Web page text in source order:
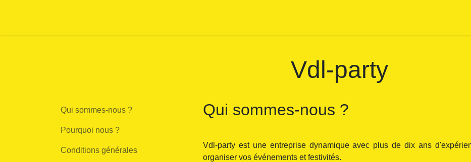
Vdl-party
Qui sommes-nous ?
Pourquoi nous ?
Conditions générales
Qui sommes-nous ?
Vdl-party est une entreprise dynamique avec plus de dix ans
organiser vos événements et festivités.